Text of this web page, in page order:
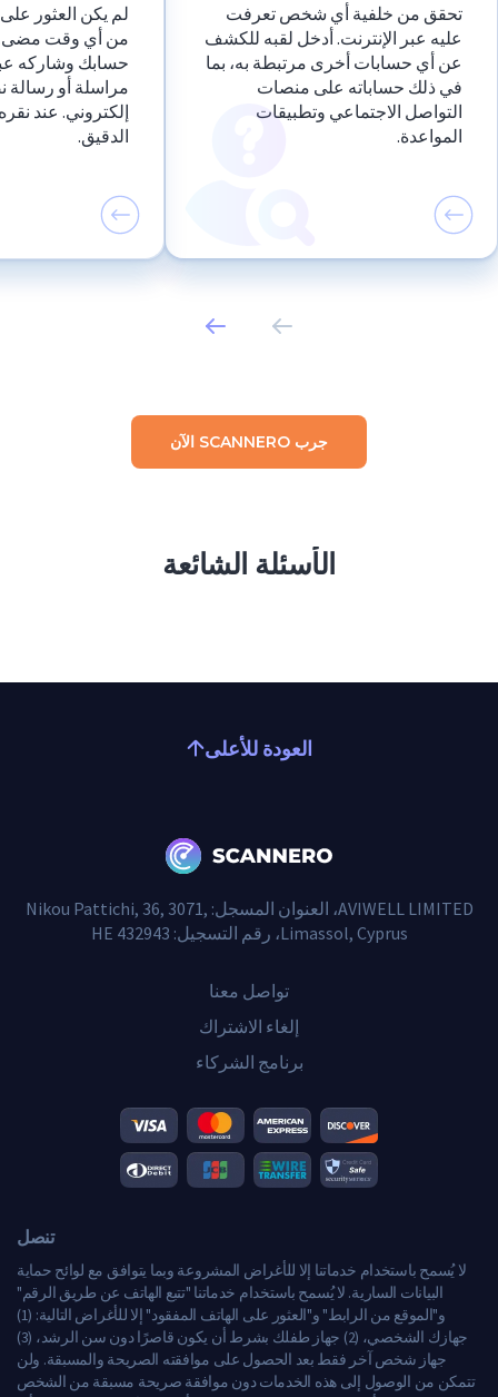
تحقق من خلفية أي شخص تعرفت
عليه عبر الإنترنت. أدخل لقبه للكشف
عن أي حسابات أخرى مرتبطة به، بما
في ذلك حساباته على منصات
التواصل الاجتماعي وتطبيقات
المواعدة.
لم يكن العثور
من أي وقت مضى.
حسابك وشاركه
مراسلة أو رسالة
إلكتروني. عند
الدقيق.
جرب SCANNERO الآن
الأسئلة الشائعة
العودة للأعلى
AVIWELL LIMITED، العنوان المسجل: Nikou Pattichi, 36, 3071,
Limassol, Cyprus، رقم التسجيل: HE 432943
تواصل معنا
إلغاء الاشتراك
برنامج الشركاء
تنصل
لا يُسمح باستخدام خدماتنا إلا للأغراض المشروعة وبما يتوافق مع لوائح حماية
البيانات السارية. لا يُسمح باستخدام خدماتنا "تتبع الهاتف عن طريق الرقم"
و"الموقع من الرابط" و"العثور على الهاتف المفقود" إلا للأغراض التالية: (1)
جهازك الشخصي، (2) جهاز طفلك بشرط أن يكون قاصرًا دون سن الرشد، (3)
جهاز شخص آخر فقط بعد الحصول على موافقته الصريحة والمسبقة. ولن
تتمكن من الوصول إلى هذه الخدمات دون موافقة صريحة مسبقة من الشخص